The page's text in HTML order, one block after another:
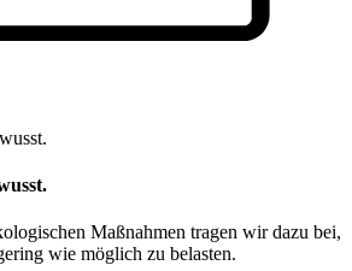
Maßnahmen tragen wir dazu bei,
wie möglich zu belasten.